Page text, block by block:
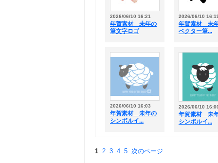
2026/06/10 16:21
年賀素材 未年の
筆文字ロゴ
2026/06/10
年賀素材 未
ベクター筆...
2026/06/10 16:03
年賀素材 未年の
シンボルイ...
2026/06/10
年賀素材 未
シンボルイ...
1 2 3 4 5 次のページ